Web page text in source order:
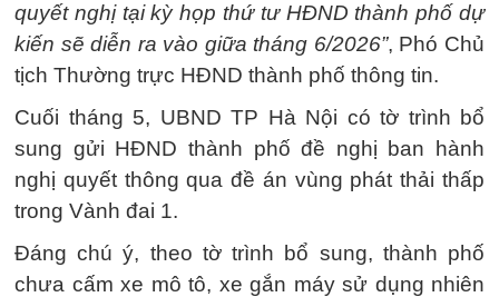
quyết nghị tại kỳ họp thứ tư HĐND thành phố dự
kiến sẽ diễn ra vào giữa tháng 6/2026”, Phó Chủ
tịch Thường trực HĐND thành phố thông tin.
Cuối tháng 5, UBND TP Hà Nội có tờ trình bổ
sung gửi HĐND thành phố đề nghị ban hành
nghị quyết thông qua đề án vùng phát thải thấp
trong Vành đai 1.
Đáng chú ý, theo tờ trình bổ sung, thành phố
chưa cấm xe mô tô, xe gắn máy sử dụng nhiên